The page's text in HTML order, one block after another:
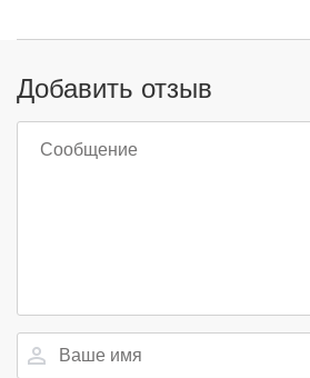
Добавить отзыв